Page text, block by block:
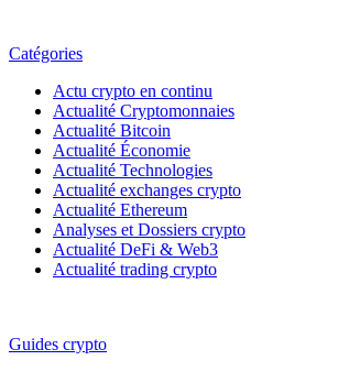
Catégories
Actu crypto en continu
Actualité Cryptomonnaies
Actualité Bitcoin
Actualité Économie
Actualité Technologies
Actualité exchanges crypto
Actualité Ethereum
Analyses et Dossiers crypto
Actualité DeFi & Web3
Actualité trading crypto
Guides crypto